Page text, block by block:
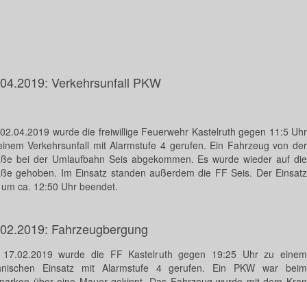
Verkehrsunfall PKW
wurde die freiwillige Feuerwehr Kastelruth gegen 11:5 Uhr
Verkehrsunfall mit Alarmstufe 4 gerufen. Ein Fahrzeug von der
bei der Umlaufbahn Seis abgekommen. Es wurde wieder auf die
gehoben. Im Einsatz standen außerdem die FF Seis. Der Einsatz
ca. 12:50 Uhr beendet.
Fahrzeugbergung
wurde die FF Kastelruth gegen 19:25 Uhr zu einem
Einsatz mit Alarmstufe 4 gerufen. Ein PKW war beim